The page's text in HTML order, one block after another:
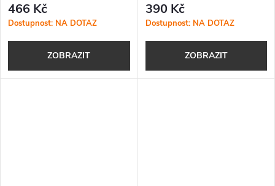
466 Kč
Dostupnost: NA DOTAZ
ZOBRAZIT
390 Kč
Dostupnost: NA DOTAZ
ZOBRAZIT